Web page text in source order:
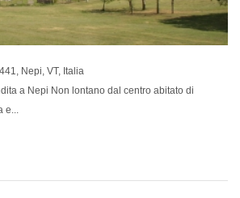
Nepi, VT, Italia
a Nepi Non lontano dal centro abitato di
e...